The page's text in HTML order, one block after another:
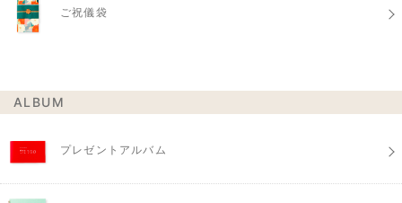
ご祝儀袋
ALBUM
プレゼントアルバム